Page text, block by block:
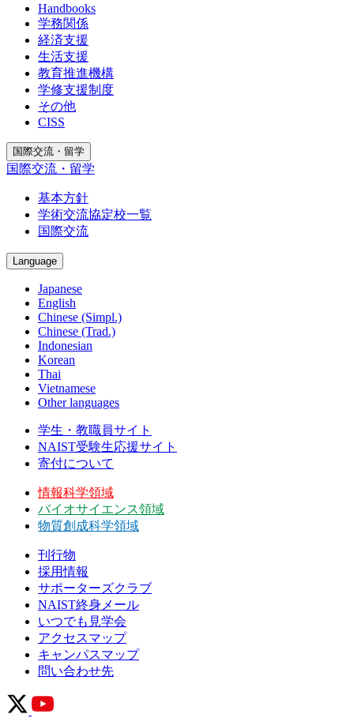
Handbooks
学務関係
経済支援
生活支援
教育推進機構
学修支援制度
その他
CISS
国際交流・留学
国際交流・留学
基本方針
学術交流協定校一覧
国際交流
Language
Japanese
English
Chinese (Simpl.)
Chinese (Trad.)
Indonesian
Korean
Thai
Vietnamese
Other languages
学生・教職員サイト
NAIST受験生応援サイト
寄付について
情報科学領域
バイオサイエンス領域
物質創成科学領域
刊行物
採用情報
サポーターズクラブ
NAIST終身メール
いつでも見学会
アクセスマップ
キャンパスマップ
問い合わせ先